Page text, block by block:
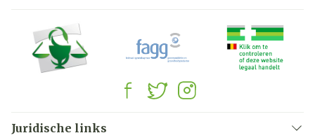
Juridische links